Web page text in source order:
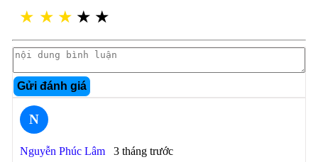
★ ★ ★ ★ ★
Gửi đánh giá
N
Nguyễn Phúc Lâm 3 tháng trước